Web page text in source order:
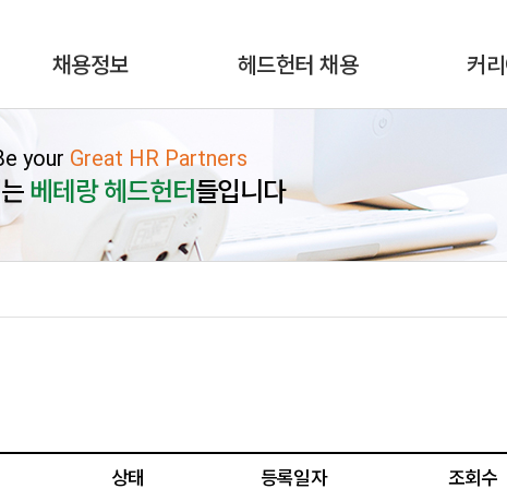
채용정보 헤드헌터 채용 커
your Great HR Partners
베테랑 헤드헌터들입니다
상태 등록일자 조회수